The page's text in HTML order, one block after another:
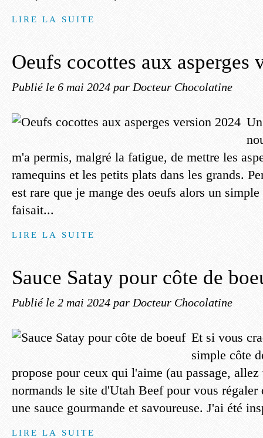
LIRE LA SUITE
Oeufs cocottes aux asperges
Publié le 6 mai 2024 par Docteur Chocolatine
m'a permis, malgré la fatigue, de mettre les
ramequins et les petits plats dans les grands.
est rare que je mange des oeufs alors un
faisait...
LIRE LA SUITE
Sauce Satay pour côte de
Publié le 2 mai 2024 par Docteur Chocolatine
Et si vous
simple côte
propose pour ceux qui l'aime (au passage,
normands le site d'Utah Beef pour vous régaler
une sauce gourmande et savoureuse. J'ai été
LIRE LA SUITE